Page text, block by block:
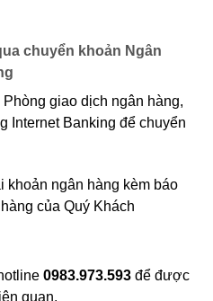
chuyển khoản Ngân
giao dịch ngân hàng,
Internet Banking để chuyển
khoản ngân hàng kèm báo
của Quý Khách
0983.973.593 để được
quan.